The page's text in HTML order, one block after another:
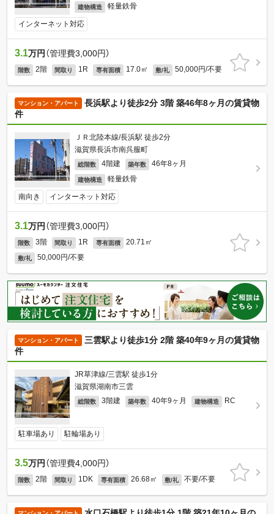
建物構造 軽量鉄骨
インターネット対応
3.1万円 （管理費3,000円）
階数 2階 間取り 1R 専有面積 17.0㎡ 敷/礼 50,000円/不要
マンション・アパート
長浜駅より徒歩2分 3階 築46年8ヶ月の賃貸物
件
ＪＲ北陸本線/長浜駅 徒歩2分
滋賀県長浜市南呉服町
総階数 4階建 築年数 46年8ヶ月
建物構造 軽量鉄骨
南向き インターネット対応
3.1万円 （管理費3,000円）
階数 3階 間取り 1R 専有面積 20.71㎡
敷/礼 50,000円/不要
マンション・アパート
三雲駅より徒歩1分 2階 築40年9ヶ月の賃貸物
件
JR草津線/三雲駅 徒歩1分
滋賀県湖南市三雲
総階数 3階建 築年数 40年9ヶ月 建物構造 RC
駐車場あり 駐輪場あり
3.5万円 （管理費4,000円）
階数 2階 間取り 1DK 専有面積 26.68㎡ 敷/礼 不要/不要